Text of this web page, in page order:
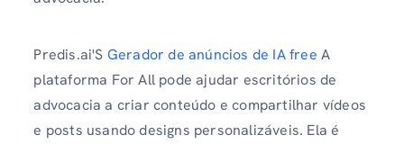
Predis.ai'S Gerador de anúncios de IA free A
plataforma For All pode ajudar escritórios de
advocacia a criar conteúdo e compartilhar vídeos
e posts usando designs personalizáveis. Ela é